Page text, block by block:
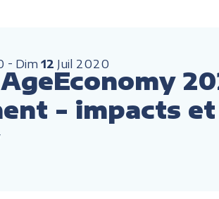
Dim 12 Juil 2020
- impacts